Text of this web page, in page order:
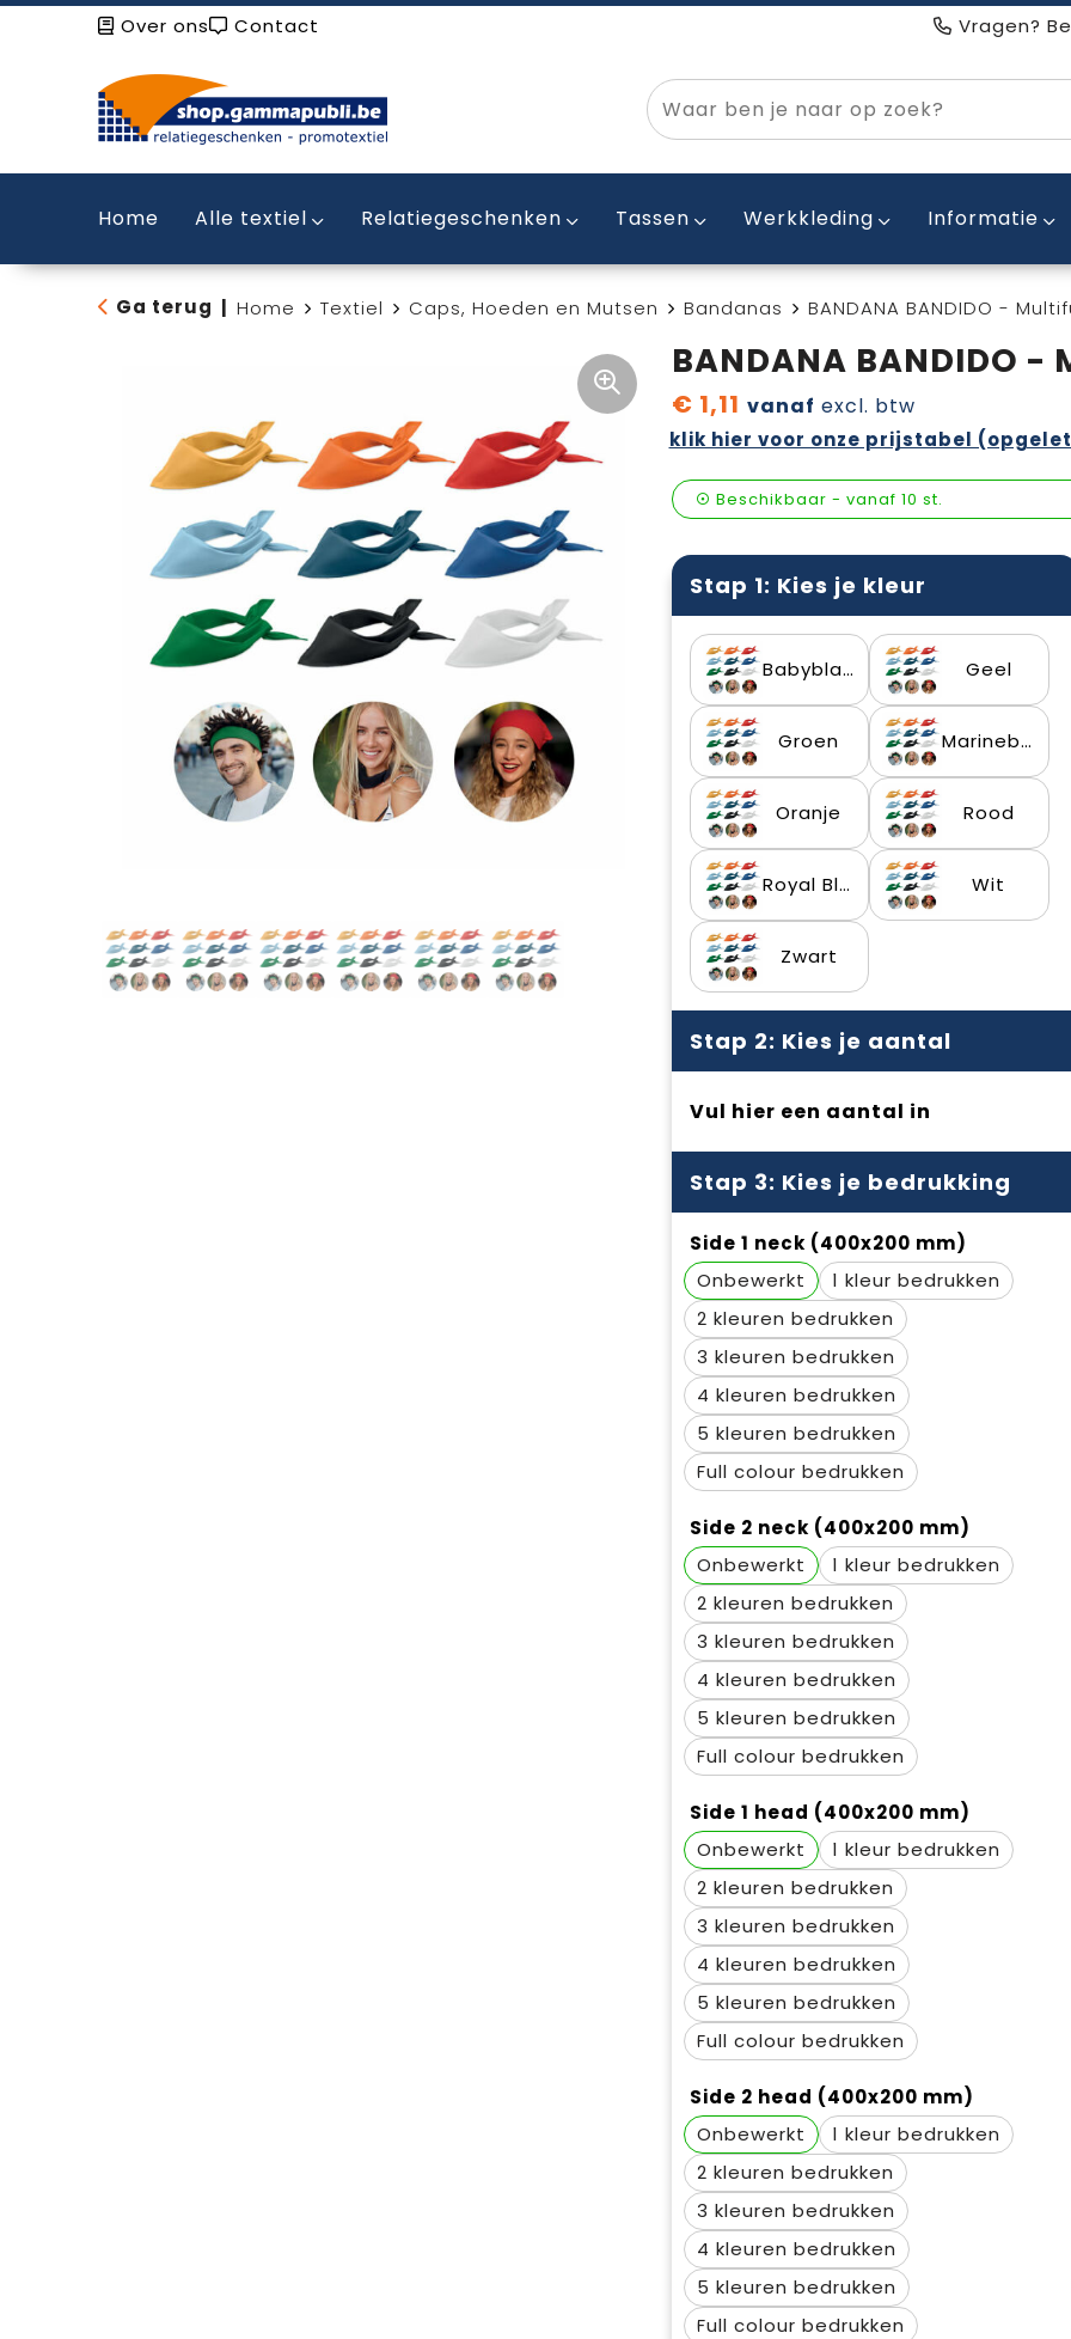
Over ons Contact Vragen?
Home Alle textiel Relatiegeschenken Tassen Werkkleding Informatie
Ga terug Home Textiel Caps, Hoeden en Mutsen Bandanas BANDANA BANDIDO -
BANDANA BANDIDO
€ 1,11 vanaf excl. btw
klik hier voor onze prijstabel
Beschikbaar - vanaf 10 st.
Stap 1: Kies je kleur
Babyblauw Geel
Groen Marineblauw
Oranje Rood
Royal Blauw Wit
Zwart
Stap 2: Kies je aantal
Vul hier een aantal in
Stap 3: Kies je bedrukking
Side 1 neck (400x200 mm)
Onbewerkt
1
2
3
4
5
Full colour
Side 2 neck (400x200 mm)
Onbewerkt
1
2
3
4
5
Full colour
Side 1 head (400x200 mm)
Onbewerkt
1
2
3
4
5
Full colour
Side 2 head (400x200 mm)
Onbewerkt
1
2
3
4
5
Full colour